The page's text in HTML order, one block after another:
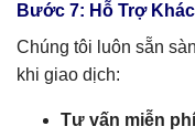
Bước 7: Hỗ Trợ
Chúng tôi luôn sẵn
khi giao dịch:
Tư vấn miễn phí